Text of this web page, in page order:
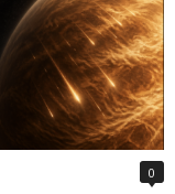
0